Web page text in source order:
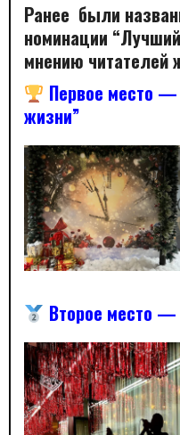
Ранее были
номинации
мнению читателей
Первое место —
жизни”
Второе место —